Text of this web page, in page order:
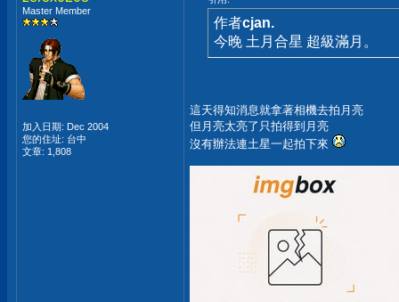
Master Member
加入日期: Dec 2004
您的住址: 台中
文章: 1,808
作者cjan.
今晚 土月合星 超級滿月。
這天得知消息就拿著相機去拍月亮
但月亮太亮了只拍得到月亮
沒有辦法連土星一起拍下來